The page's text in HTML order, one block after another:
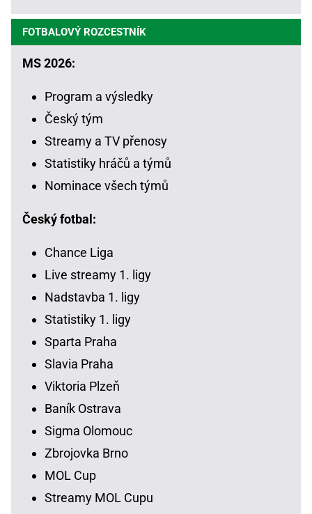
FOTBALOVÝ ROZCESTNÍK
MS 2026:
Program a výsledky
Český tým
Streamy a TV přenosy
Statistiky hráčů a týmů
Nominace všech týmů
Český fotbal:
Chance Liga
Live streamy 1. ligy
Nadstavba 1. ligy
Statistiky 1. ligy
Sparta Praha
Slavia Praha
Viktoria Plzeň
Baník Ostrava
Sigma Olomouc
Zbrojovka Brno
MOL Cup
Streamy MOL Cupu